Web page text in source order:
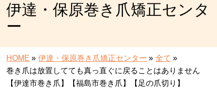
伊達・保原巻き爪矯正センタ
ー
HOME » 伊達・保原巻き爪矯正センター » 全て »
巻き爪は放置してても真っ直ぐに戻ることはありません
【伊達市巻き爪】【福島市巻き爪】【足の爪切り】